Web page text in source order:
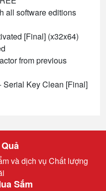
all software editions
[Final] (x32x64)
from previous
Serial Key Clean [Final]
và dịch vụ Chất lượng
Sắm